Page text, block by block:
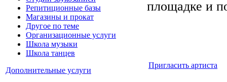
Репитиционные базы
Магазины и прокат
Другое по теме
Организационные услуги
Школа музыки
Школа танцев
Дополнительные услуги
площадке и
Пригласить артиста